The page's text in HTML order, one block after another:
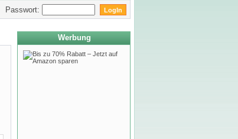
Passwort:
Werbung